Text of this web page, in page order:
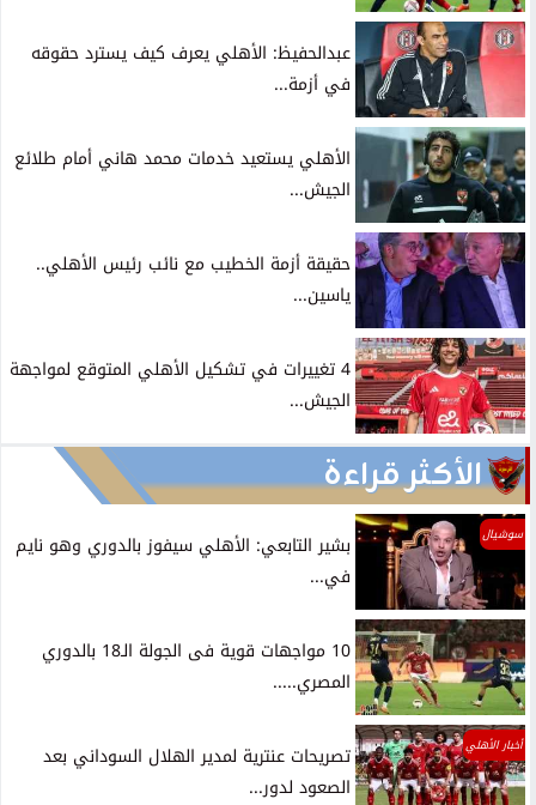
عبدالحفيظ: الأهلي يعرف كيف يسترد حقوقه
في أزمة...
الأهلي يستعيد خدمات محمد هاني أمام طلائع
الجيش...
حقيقة أزمة الخطيب مع نائب رئيس الأهلي..
ياسين...
4 تغييرات في تشكيل الأهلي المتوقع لمواجهة
الجيش...
الأكثر قراءة
سوشيال
بشير التابعي: الأهلي سيفوز بالدوري وهو نايم
في...
10 مواجهات قوية فى الجولة الـ18 بالدوري
المصري.....
أخبار الأهلي
تصريحات عنترية لمدير الهلال السوداني بعد
الصعود لدور...